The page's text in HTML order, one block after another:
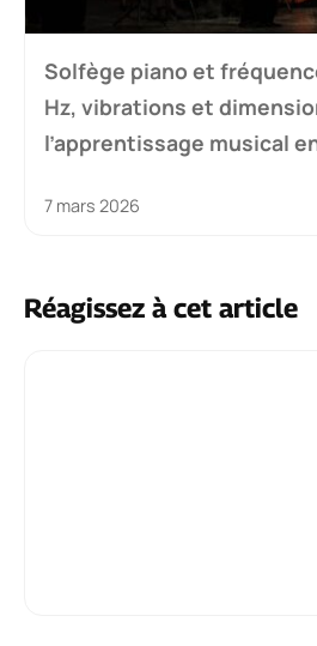
Solfège piano et
Hz, vibrations et
l’apprentissage musical
7 mars 2026
Réagissez à cet article